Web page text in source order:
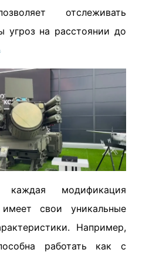
отслеживать
угроз на расстоянии до
модификация
свои уникальные
Например,
работать как с